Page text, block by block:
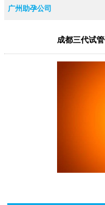
广州助孕公司
成都三代试